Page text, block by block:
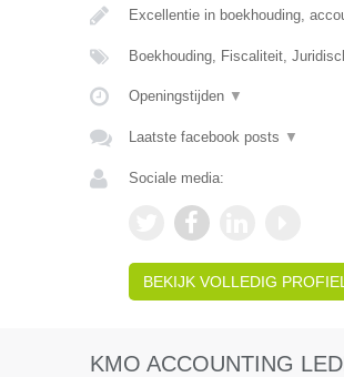
Excellentie in boekhouding,
Boekhouding, Fiscaliteit,
Openingstijden ▼
Laatste facebook posts ▼
Sociale media:
BEKIJK VOLLEDIG PROFIEL
KMO ACCOUNTING